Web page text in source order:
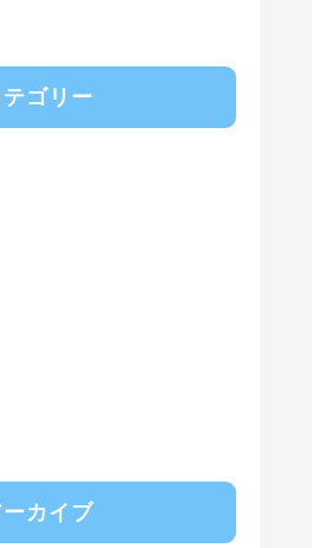
テゴリー
ーカイブ